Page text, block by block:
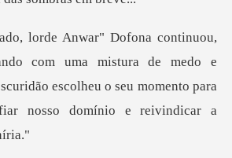
uma mistura de medo e
escolheu o seu momento par